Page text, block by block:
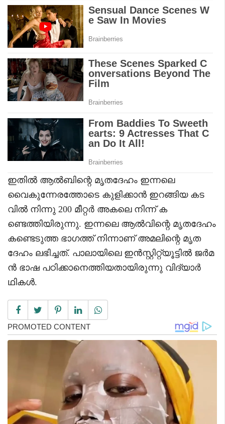
ഇതിൽ ആൽബിന്റെ മൃതദേഹം ഇന്നലെ
വൈകുന്നേരത്തോടെ കുളിക്കാൻ ഇറങ്ങിയ കട
വിൽ നിന്നു 200 മീറ്റർ അകലെ നിന്ന് ക
ണ്ടെത്തിയിരുന്നു. ഇന്നലെ ആൽവിന്റെ മൃതദേഹം
കണ്ടെടുത്ത ഭാഗത്ത് നിന്നാണ് അമലിന്റെ മൃത
ദേഹം ലഭിച്ചത്. പാലായിലെ ഇൻസ്റ്റിറ്റ്യൂട്ടിൽ ജർമ
ൻ ഭാഷ പഠിക്കാനെത്തിയതായിരുന്നു വിദ്യാർ
ഥികൾ.